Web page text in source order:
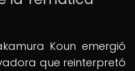
Koun emergió
que reinterpretó